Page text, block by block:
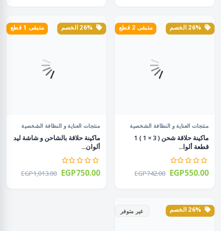
متبقى 2 قطع
منتجات العناية و النظافة الشخصية
ماكينة حلاقة شحن ( 3 × 1 ) 1
قطعة ألوا...
EGP742.00 EGP550.00
متبقى 1 قطع
منتجات العناية و النظافة الشخصية
ماكينة حلاقة بالشاحن و شاشة ليد
ألوان...
EGP1,013.00 EGP750.00
غير متوفر